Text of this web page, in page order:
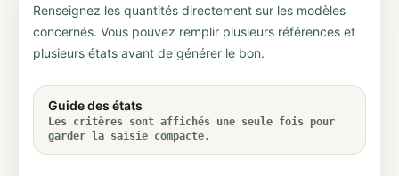
Renseignez les quantités directement sur les modèles
concernés. Vous pouvez remplir plusieurs références et
plusieurs états avant de générer le bon.
Guide des états
Les critères sont affichés une seule fois pour
garder la saisie compacte.